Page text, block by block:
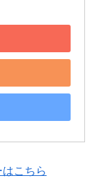
こちら